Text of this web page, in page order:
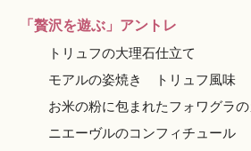
「贅沢を遊ぶ」アントレ
トリュフの大理石仕立て
モアルの姿焼き トリュフ風味
お米の粉に包まれたフォワグラ
ニエーヴルのコンフィチュール